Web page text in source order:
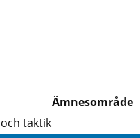
Ämnesområde
taktik